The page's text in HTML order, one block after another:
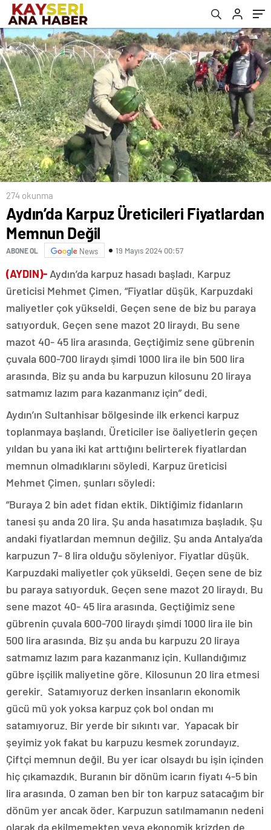
274 okunma
Aydın’da Karpuz Üreticileri Fiyatlardan
Memnun Değil
ABONE OL News 19 Mayıs 2024 00:57
(AYDIN)- Aydın’da karpuz hasadı başladı. Karpuz
üreticisi Mehmet Çimen, “Fiyatlar düşük. Karpuzdaki
maliyetler çok yükseldi. Geçen sene de biz bu paraya
satıyorduk. Geçen sene mazot 20 liraydı. Bu sene
mazot 40- 45 lira arasında. Geçtiğimiz sene gübrenin
çuvala 600-700 liraydı şimdi 1000 lira ile bin 500 lira
arasında. Biz şu anda bu karpuzun kilosunu 20 liraya
satmamız lazım para kazanmanız için” dedi.
Aydın’ın Sultanhisar bölgesinde ilk erkenci karpuz
toplanmaya başlandı. Üreticiler ise öaliyetlerin geçen
yıldan bu yana iki kat arttığını belirterek fiyatlardan
memnun olmadıklarını söyledi. Karpuz üreticisi
Mehmet Çimen, şunları söyledi:
“Buraya 2 bin adet fidan ektik. Diktiğimiz fidanların
tanesi şu anda 20 lira. Şu anda hasatımıza başladık. Şu
andaki fiyatlardan memnun değiliz. Şu anda Antalya’da
karpuzun 7- 8 lira olduğu söyleniyor. Fiyatlar düşük.
Karpuzdaki maliyetler çok yükseldi. Geçen sene de biz
bu paraya satıyorduk. Geçen sene mazot 20 liraydı. Bu
sene mazot 40- 45 lira arasında. Geçtiğimiz sene
gübrenin çuvala 600-700 liraydı şimdi 1000 lira ile bin
500 lira arasında. Biz şu anda bu karpuzu 20 liraya
satmamız lazım para kazanmanız için. Kullandığımız
gübre işçilik maliyetine göre. Kilosunun 20 lira etmesi
gerekir. Satamıyoruz derken insanların ekonomik
gücü mü yok yoksa karpuz çok bol ondan mı
satamıyoruz. Bir yerde bir sıkıntı var. Yapacak bir
şeyimiz yok fakat bu karpuzu kesmek zorundayız.
Çiftçi memnun değil. Bu yer icar olsaydı bu işin içinden
hiç çıkamazdık. Buranın bir dönüm icarın fiyatı 4-5 bin
lira arasında. O zaman ben bir ton karpuz satacağım bir
dönüm yer ancak öder. Karpuzun satılmamanın nedeni
olarak da ekilmemekten veya ekonomik krizden de